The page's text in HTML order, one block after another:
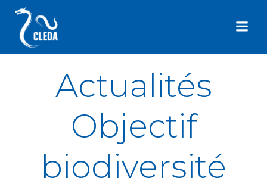
Actualités
Objectif
biodiversité